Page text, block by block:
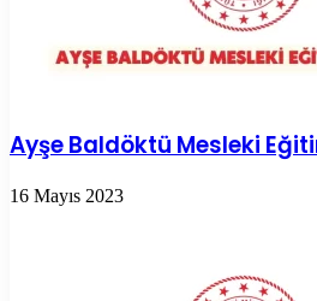
Ayşe Baldöktü Mesleki
16 Mayıs 2023